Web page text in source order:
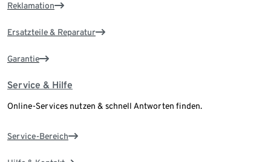
Reklamation
Ersatzteile & Reparatur
Garantie
Service & Hilfe
Online-Services nutzen & schnell Antworten finden.
Service-Bereich